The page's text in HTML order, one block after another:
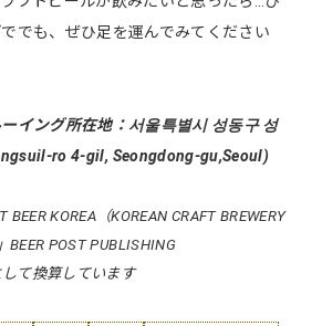
でも、ぜひ足を運んでみてください
イング所在地：서울특별시 성동구 성
ro 4-gil, Seongdong-gu,Seoul)
BEER KOREA（KOREAN CRAFT BREWERY
BEER POST PUBLISHING
て換算しています